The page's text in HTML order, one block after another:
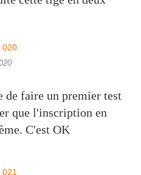
de faire un premier test
que l'inscription en
C'est OK